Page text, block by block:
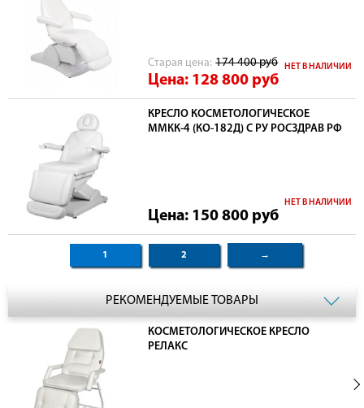
Cтарая цена: 174 400руб
Цена: 128 800 руб
НЕТ В НАЛИЧИИ
КРЕСЛО КОСМЕТОЛОГИЧЕСКОЕ
ММКК-4 (КО-182Д) С РУ РОСЗДРАВ РФ
Цена: 150 800 руб
НЕТ В НАЛИЧИИ
1 2 →
РЕКОМЕНДУЕМЫЕ ТОВАРЫ
КОСМЕТОЛОГИЧЕСКОЕ КРЕСЛО
РЕЛАКС